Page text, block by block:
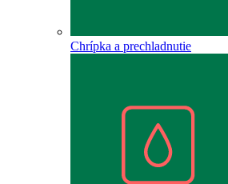
Chrípka a prechladnutie